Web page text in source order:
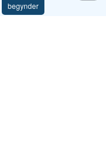
begynder